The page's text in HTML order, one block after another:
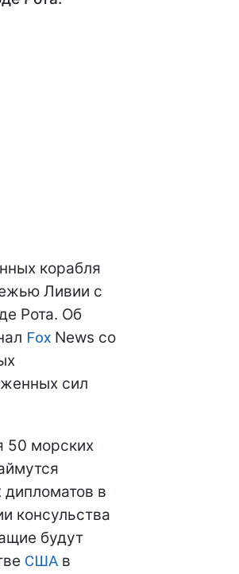
корабля
Ливии с
Рота. Об
Fox News со
сил
50 морских
дипломатов в
консульства
будут
США в